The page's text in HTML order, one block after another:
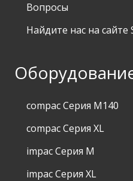
Вопросы
Найдите нас на сайте
compac Серия M140
compac Серия XL
impac Серия M
impac Серия XL